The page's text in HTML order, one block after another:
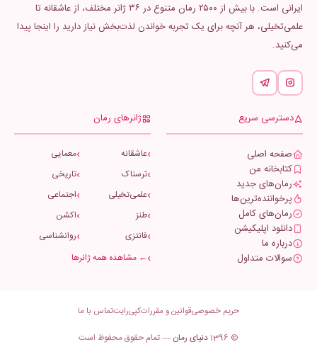
ایرانی است. با بیش از ۲۵۰۰ رمان متنوع در ۳۶ ژانر مختلف، از عاشقانه تا
علمی‌تخیلی، هر آنچه برای یک تجربه خواندن لذت‌بخش نیاز دارید را اینجا پیدا
می‌کنید.
دسترسی سریع
صفحه اصلی
کتابخانه من
رمان‌های جدید
پرخواننده‌ترین‌ها
رمان‌های کامل
دانلود اپلیکیشن
درباره ما
سوالات متداول
ژانرهای رمان
عاشقانه
معمایی
ترسناک
تاریخی
علمی‌تخیلی
اجتماعی
طنز
اکشن
فانتزی
روانشناسی
← مشاهده همه ژانرها
© 1396 دنیای رمان — تمام حقوق محفوظ است
حریم خصوصیقوانین و مقرراتکپی‌رایتتماس با ما